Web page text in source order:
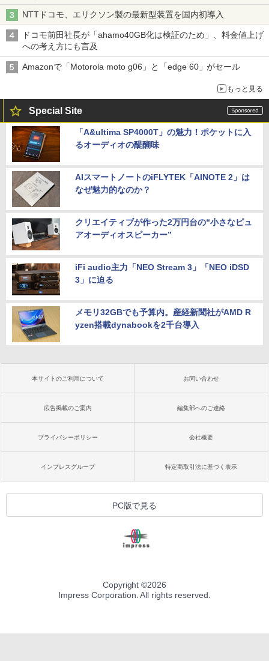
穴と楽天モバイルの課題
NTTドコモ、エリクソン製の最新型装置を国内初導入
ドコモ前田社長が「ahamo40GB化は検証のため」、料金値上げ
への考え方にも言及
Amazonで「Motorola moto g06」と「edge 60」がセール
もっと見る
Special Site
「A&ultima SP4000T」の魅力！ポケットに入
るオーディオの醍醐味
AIスマートノートのiFLYTEK「AINOTE 2」は
なぜ魅力的なのか？
クリエイティブが作った2万円台の“小さなピュ
アオーディオスピーカー”
iFi audio主力「NEO Stream 3」「NEO iDSD
3」に迫る
メモリ32GBでも予算内。産経新聞社がAMD R
yzen搭載dynabookを2千台導入
本サイトのご利用について お問い合わせ
広告掲載のご案内 編集部へのご連絡
プライバシーポリシー 会社概要
インプレスグループ 特定商取引法に基づく表示
PC版で見る
Copyright ©2026
Impress Corporation. All rights reserved.